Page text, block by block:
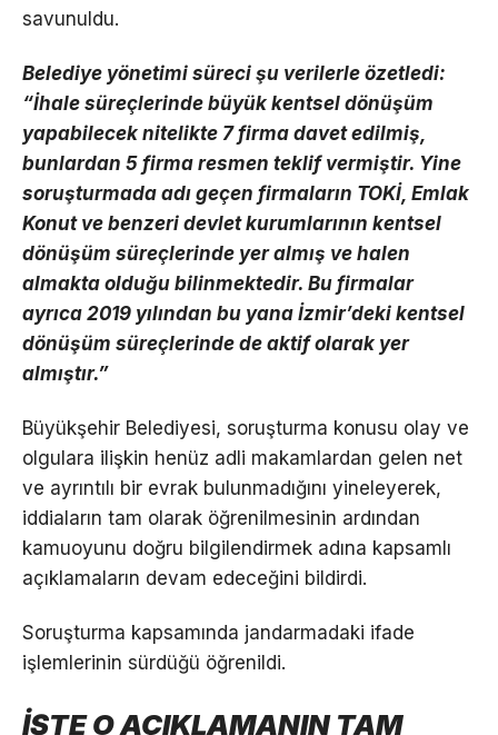
savunuldu.
Belediye yönetimi süreci şu verilerle özetledi:
“İhale süreçlerinde büyük kentsel dönüşüm
yapabilecek nitelikte 7 firma davet edilmiş,
bunlardan 5 firma resmen teklif vermiştir. Yine
soruşturmada adı geçen firmaların TOKİ, Emlak
Konut ve benzeri devlet kurumlarının kentsel
dönüşüm süreçlerinde yer almış ve halen
almakta olduğu bilinmektedir. Bu firmalar
ayrıca 2019 yılından bu yana İzmir’deki kentsel
dönüşüm süreçlerinde de aktif olarak yer
almıştır.”
Büyükşehir Belediyesi, soruşturma konusu olay ve
olgulara ilişkin henüz adli makamlardan gelen net
ve ayrıntılı bir evrak bulunmadığını yineleyerek,
iddiaların tam olarak öğrenilmesinin ardından
kamuoyunu doğru bilgilendirmek adına kapsamlı
açıklamaların devam edeceğini bildirdi.
Soruşturma kapsamında jandarmadaki ifade
işlemlerinin sürdüğü öğrenildi.
İŞTE O AÇIKLAMANIN TAM